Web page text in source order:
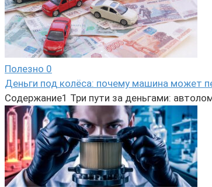
Полезно 0
Деньги под колёса: почему машина может
Содержание1 Три пути за деньгами: